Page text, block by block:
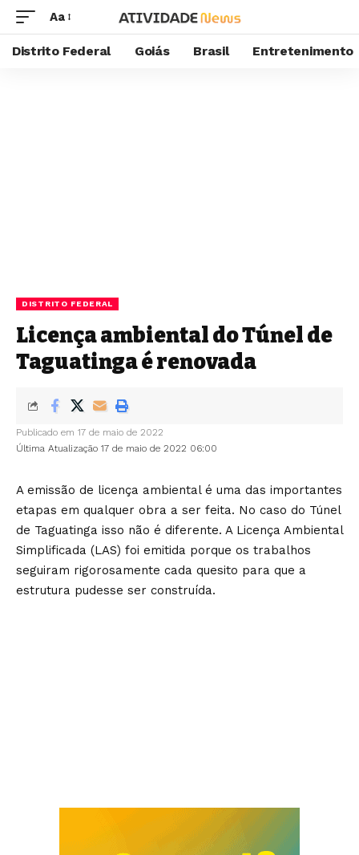
Aa
Distrito Federal Goiás Brasil Entretenimento
DISTRITO FEDERAL
Licença ambiental do Túnel de
Taguatinga é renovada
Última Atualização 17 de maio de 2022 06:00
Publicado em 17 de maio de 2022
A emissão de licença ambiental é uma das importantes
etapas em qualquer obra a ser feita. No caso do Túnel
de Taguatinga isso não é diferente. A Licença Ambiental
Simplificada (LAS) foi emitida porque os trabalhos
seguiram rigorosamente cada quesito para que a
estrutura pudesse ser construída.